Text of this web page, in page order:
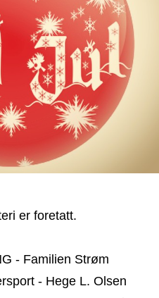
er foretatt.
- Familien Strøm
- Hege L. Olsen